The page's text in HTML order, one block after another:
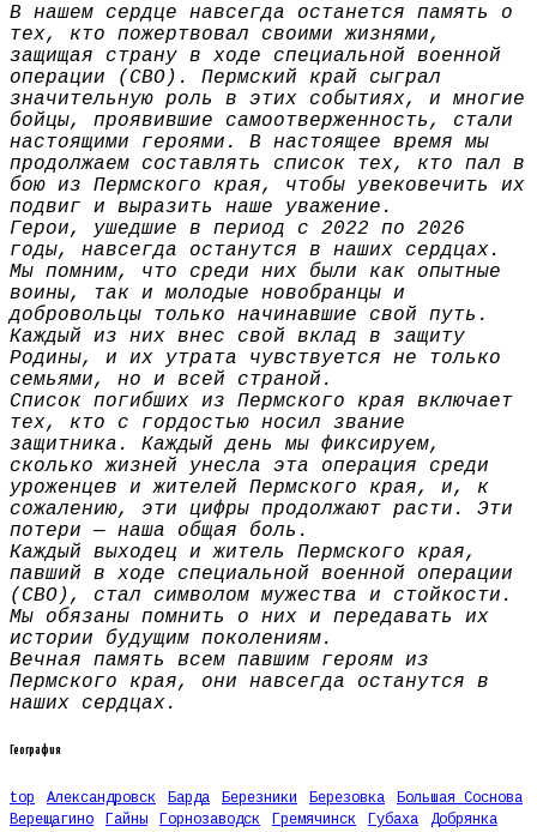
В нашем сердце навсегда останется память о
тех, кто пожертвовал своими жизнями,
защищая страну в ходе специальной военной
операции (СВО). Пермский край сыграл
значительную роль в этих событиях, и многие
бойцы, проявившие самоотверженность, стали
настоящими героями. В настоящее время мы
продолжаем составлять список тех, кто пал в
бою из Пермского края, чтобы увековечить их
подвиг и выразить наше уважение.
Герои, ушедшие в период с 2022 по 2026
годы, навсегда останутся в наших сердцах.
Мы помним, что среди них были как опытные
воины, так и молодые новобранцы и
добровольцы только начинавшие свой путь.
Каждый из них внес свой вклад в защиту
Родины, и их утрата чувствуется не только
семьями, но и всей страной.
Список погибших из Пермского края включает
тех, кто с гордостью носил звание
защитника. Каждый день мы фиксируем,
сколько жизней унесла эта операция среди
уроженцев и жителей Пермского края, и, к
сожалению, эти цифры продолжают расти. Эти
потери — наша общая боль.
Каждый выходец и житель Пермского края,
павший в ходе специальной военной операции
(СВО), стал символом мужества и стойкости.
Мы обязаны помнить о них и передавать их
истории будущим поколениям.
Вечная память всем павшим героям из
Пермского края, они навсегда останутся в
наших сердцах.
География
top Александровск Барда Березники Березовка
Большая Соснова
Верещагино
Гайны Горнозаводск Гремячинск Губаха
Добрянка